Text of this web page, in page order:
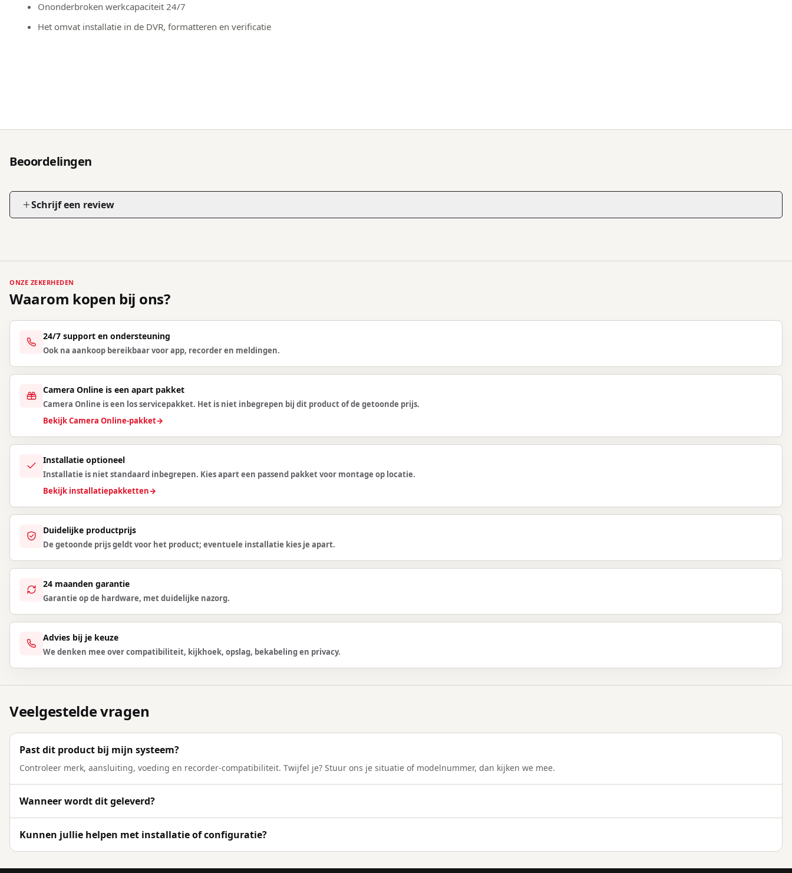
Ononderbroken werkcapaciteit 24/7
Het omvat installatie in de DVR, formatteren en verificatie
Beoordelingen
Schrijf een review
ONZE ZEKERHEDEN
Waarom kopen bij ons?
24/7 support en ondersteuning
Ook na aankoop bereikbaar voor app, recorder en meldingen.
Camera Online is een apart pakket
Camera Online is een los servicepakket. Het is niet inbegrepen bij dit product of de getoonde prijs.
Bekijk Camera Online-pakket→
Installatie optioneel
Installatie is niet standaard inbegrepen. Kies apart een passend pakket voor montage op locatie.
Bekijk installatiepakketten→
Duidelijke productprijs
De getoonde prijs geldt voor het product; eventuele installatie kies je apart.
24 maanden garantie
Garantie op de hardware, met duidelijke nazorg.
Advies bij je keuze
We denken mee over compatibiliteit, kijkhoek, opslag, bekabeling en privacy.
Veelgestelde vragen
Past dit product bij mijn systeem?
Controleer merk, aansluiting, voeding en recorder-compatibiliteit. Twijfel je? Stuur ons je situatie of modelnummer, dan kijken we mee.
Wanneer wordt dit geleverd?
Kunnen jullie helpen met installatie of configuratie?